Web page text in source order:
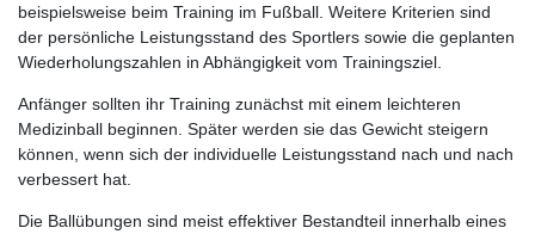
beispielsweise beim Training im Fußball. Weitere Kriterien sind
der persönliche Leistungsstand des Sportlers sowie die geplanten
Wiederholungszahlen in Abhängigkeit vom Trainingsziel.
Anfänger sollten ihr Training zunächst mit einem leichteren
Medizinball beginnen. Später werden sie das Gewicht steigern
können, wenn sich der individuelle Leistungsstand nach und nach
verbessert hat.
Die Ballübungen sind meist effektiver Bestandteil innerhalb eines